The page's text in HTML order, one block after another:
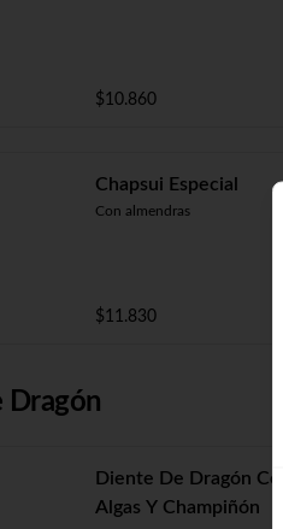
$10.860
Chapsui Especial
Con almendras
$11.830
Dragón
Diente De Dragón Con
Algas Y Champiñón